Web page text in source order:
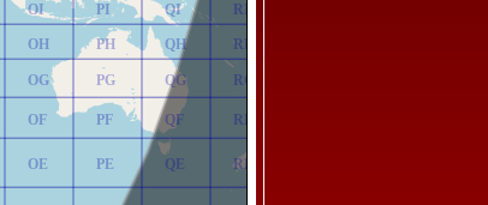
OE
OF
OG
OH
OI
PE
PF
PG
PH
PI
QE
QF
QG
QH
QI
RE
RF
RG
RH
RI